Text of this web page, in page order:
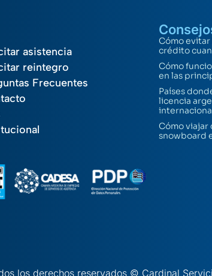
asistencia
reintegro
Frecuentes
Cómo
crédito
Cómo
en las
Países
licencia
Cómo viajar
snowboard
los derechos reservados © Cardinal